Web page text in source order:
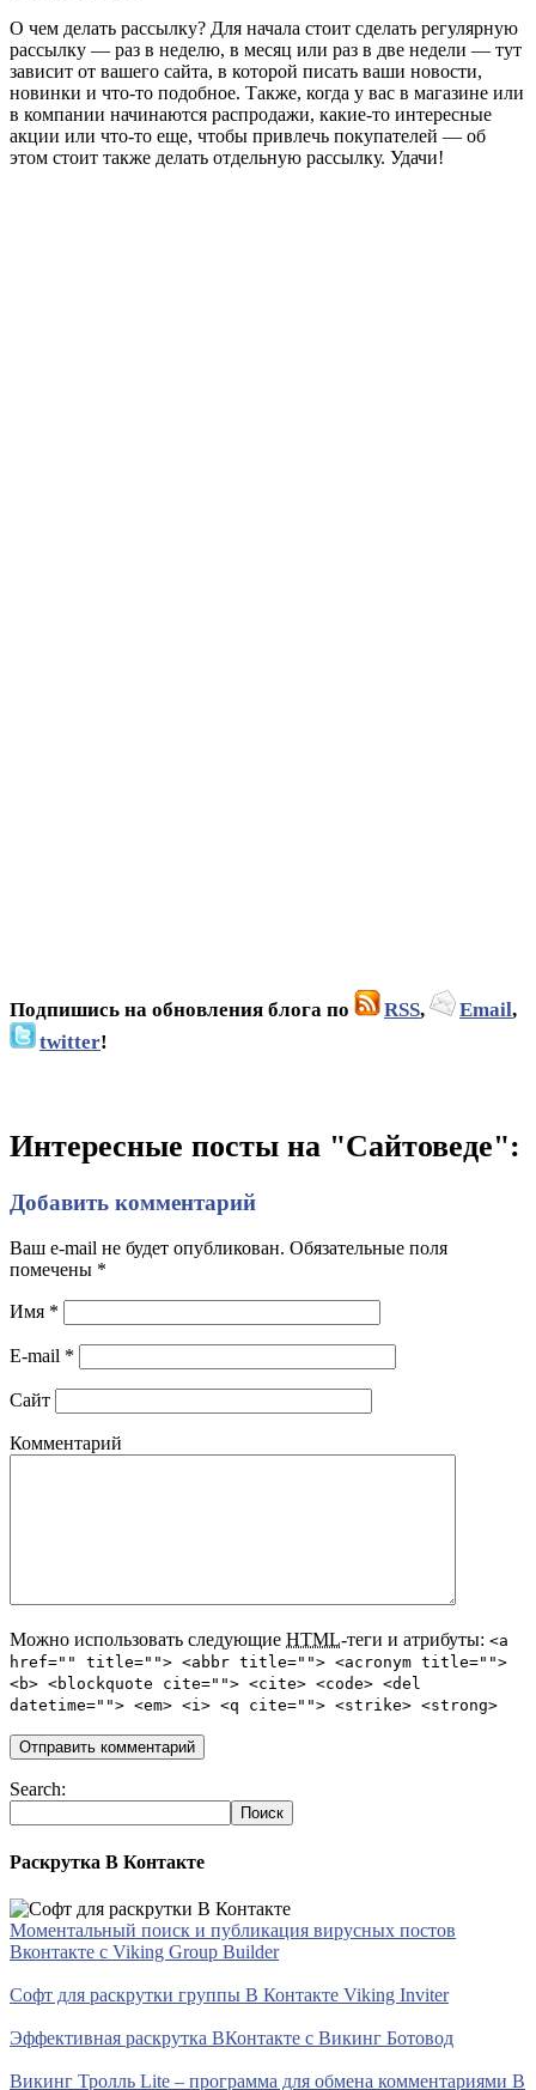
О чем делать рассылку? Для начала стоит сделать регулярную
рассылку — раз в неделю, в месяц или раз в две недели — тут
зависит от вашего сайта, в которой писать ваши новости,
новинки и что-то подобное. Также, когда у вас в магазине или
в компании начинаются распродажи, какие-то интересные
акции или что-то еще, чтобы привлечь покупателей — об
этом стоит также делать отдельную рассылку. Удачи!
Подпишись на обновления блога по RSS, Email,
twitter!
Интересные посты на "Сайтоведе":
Добавить комментарий
Ваш e-mail не будет опубликован. Обязательные поля
помечены *
Имя *
E-mail *
Сайт
Комментарий
Можно использовать следующие HTML-теги и атрибуты: <a
href="" title=""> <abbr title=""> <acronym title="">
<b> <blockquote cite=""> <cite> <code> <del
datetime=""> <em> <i> <q cite=""> <strike> <strong>
Search:
Раскрутка В Контакте
Моментальный поиск и публикация вирусных постов
Вконтакте с Viking Group Builder
Софт для раскрутки группы В Контакте Viking Inviter
Эффективная раскрутка ВКонтакте с Викинг Ботовод
Викинг Тролль Lite – программа для обмена комментариями В